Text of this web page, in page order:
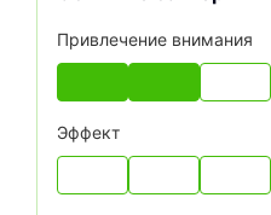
Привлечение внимания
Эффект